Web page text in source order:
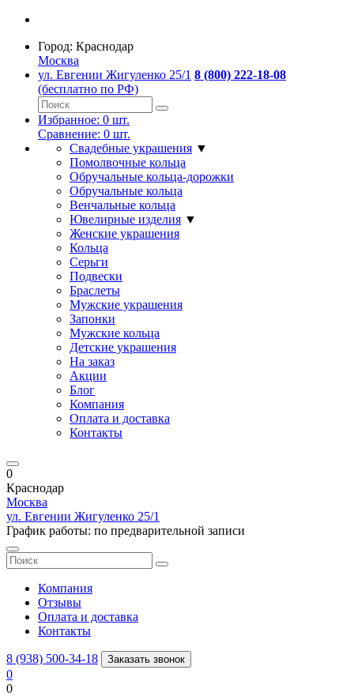
Город: Краснодар
Москва
ул. Евгении Жигуленко 25/1 8 (800) 222-18-08
(бесплатно по РФ)
Избранное: 0 шт.
Сравнение: 0 шт.
Свадебные украшения ▼
Помолвочные кольца
Обручальные кольца-дорожки
Обручальные кольца
Венчальные кольца
Ювелирные изделия ▼
Женские украшения
Кольца
Серьги
Подвески
Браслеты
Мужские украшения
Запонки
Мужские кольца
Детские украшения
На заказ
Акции
Блог
Компания
Оплата и доставка
Контакты
0
Краснодар
Москва
ул. Евгении Жигуленко 25/1
График работы: по предварительной записи
Компания
Отзывы
Оплата и доставка
Контакты
8 (938) 500-34-18 Заказать звонок
0
0